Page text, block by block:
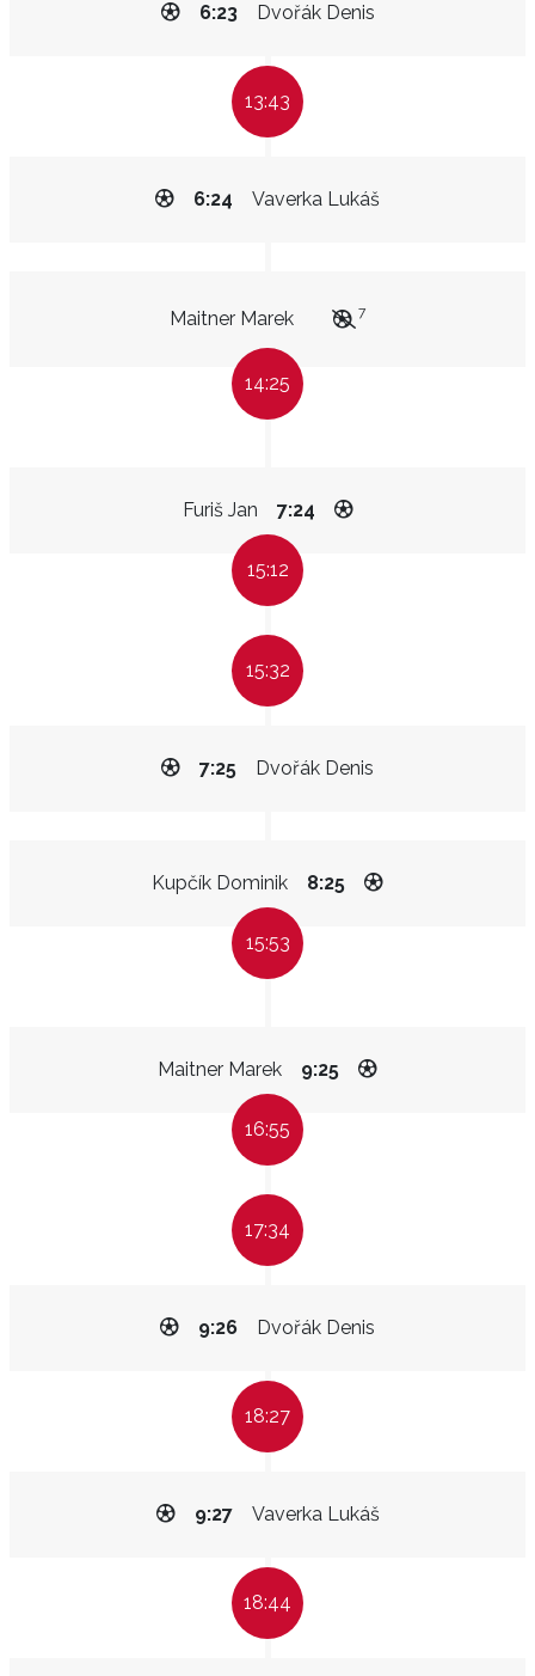
Dvořák Denis
6:23
13:43
Vaverka Lukáš
6:24
Maitner Marek 7
14:25
Furiš Jan 7:24
15:12
15:32
Dvořák Denis
7:25
Kupčík Dominik 8:25
15:53
Maitner Marek 9:25
16:55
17:34
Dvořák Denis
9:26
18:27
Vaverka Lukáš
9:27
18:44